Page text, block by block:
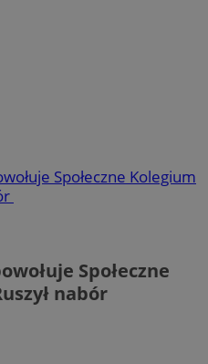
Społeczne Kolegium
Społeczne
nabór